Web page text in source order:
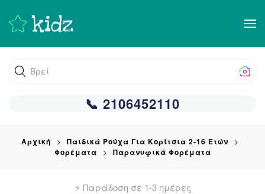
Skip
to
content
Βρείτε αυτ
📞 2106452110
Αρχική
Παιδικά Ρούχα Για Κορίτσια 2-16 Ετών
Φορέματα
Παρανυφικά Φορέματα
⚡ Παράδοση σε 1-3 ημέρες